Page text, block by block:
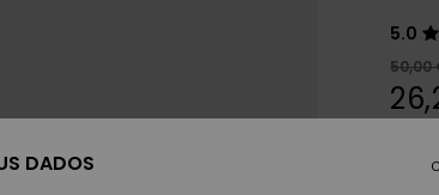
5.0
50,00
DADOS